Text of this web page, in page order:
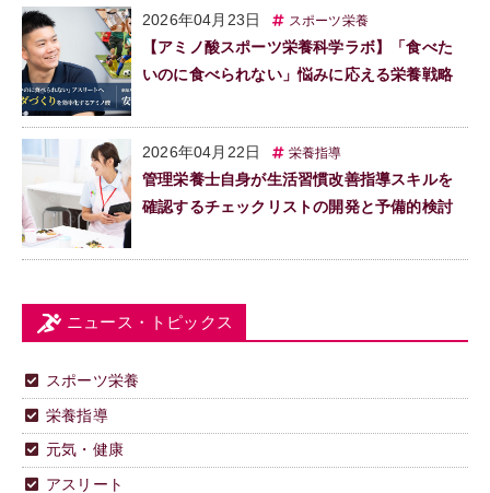
2026年04月23日 スポーツ栄養
【アミノ酸スポーツ栄養科学ラボ】「食べた
いのに食べられない」悩みに応える栄養戦略
2026年04月22日 栄養指導
管理栄養士自身が生活習慣改善指導スキルを
確認するチェックリストの開発と予備的検討
ニュース・トピックス
スポーツ栄養
栄養指導
元気・健康
アスリート